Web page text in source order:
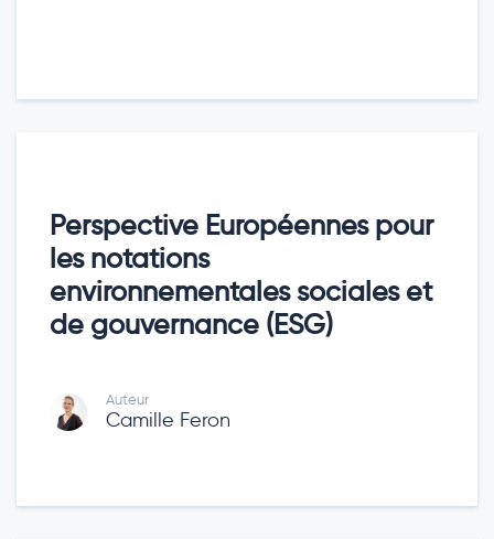
Perspective Européennes pour
les notations
environnementales sociales et
de gouvernance (ESG)
Auteur
Camille Feron